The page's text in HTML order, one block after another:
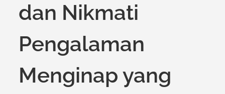
dan Nikmati
Pengalaman
Menginap yang